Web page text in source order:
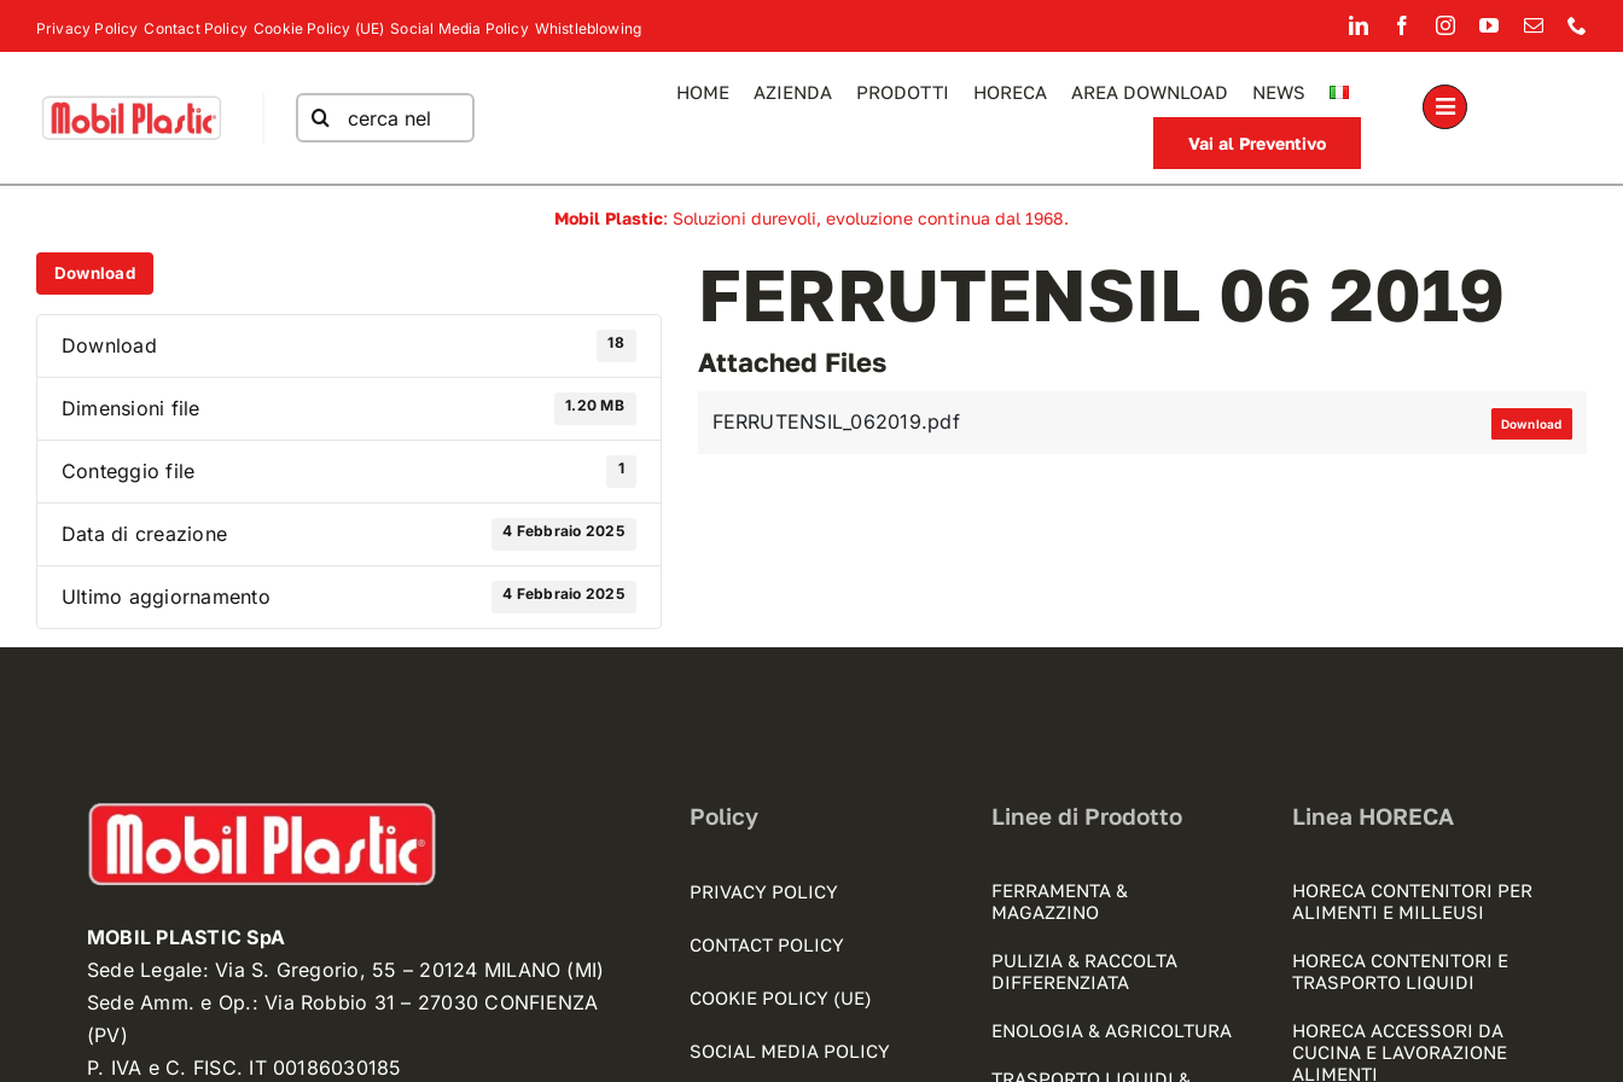
al
Privacy Policy Contact Policy Cookie Policy (UE) Social Media Policy Whistleblowing
Cerca
per:
HOME AZIENDA PRODOTTI HORECA AREA DOWNLOAD NEWS
Vai al Preventivo
Mobil Plastic: Soluzioni durevoli, evoluzione continua dal 1968.
Download
Download 18
Dimensioni file 1.20 MB
Conteggio file 1
Data di creazione 4 Febbraio 2025
Ultimo aggiornamento 4 Febbraio 2025
FERRUTENSIL 06 2019
Attached Files
FERRUTENSIL_062019.pdf Download
MOBIL PLASTIC SpA
Sede Legale: Via S. Gregorio, 55 – 20124 MILANO (MI)
Sede Amm. e Op.: Via Robbio 31 – 27030 CONFIENZA
(PV)
P. IVA e C. FISC. IT 00186030185
Policy
PRIVACY POLICY
CONTACT POLICY
COOKIE POLICY (UE)
SOCIAL MEDIA POLICY
Linee di Prodotto
FERRAMENTA &
MAGAZZINO
PULIZIA & RACCOLTA
DIFFERENZIATA
ENOLOGIA & AGRICOLTURA
Linea HORECA
HORECA CONTENITORI PER
ALIMENTI E MILLEUSI
HORECA CONTENITORI E
TRASPORTO LIQUIDI
HORECA ACCESSORI DA
CUCINA E LAVORAZIONE
ALIMENTI